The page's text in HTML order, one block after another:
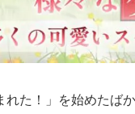
れた！」を始めたば